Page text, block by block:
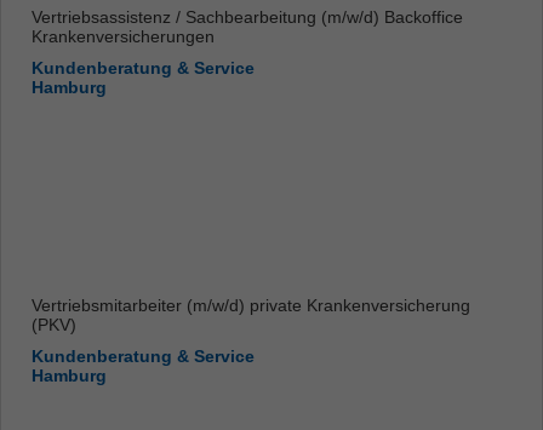
Vertriebsassistenz / Sachbearbeitung (m/w/d) Backoffice
Krankenversicherungen
Kundenberatung & Service
Hamburg
Vertriebsmitarbeiter (m/w/d) private Krankenversicherung
(PKV)
Kundenberatung & Service
Hamburg